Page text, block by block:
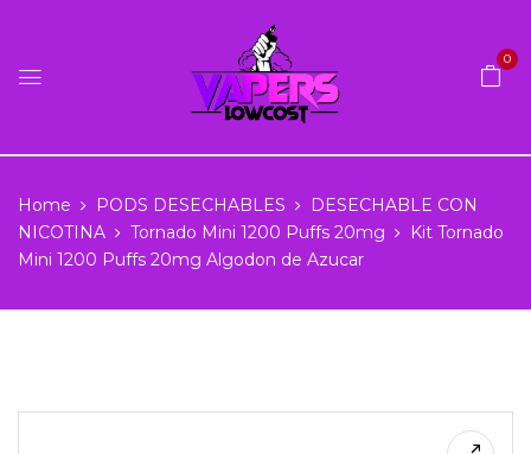
0
Home PODS DESECHABLES
DESECHABLE CON
NICOTINA
Tornado Mini 1200 Puffs 20mg
Kit Tornado
Mini 1200 Puffs 20mg Algodon de Azucar